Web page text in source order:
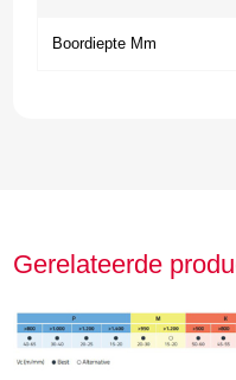
Boordiepte Mm
Gerelateerde